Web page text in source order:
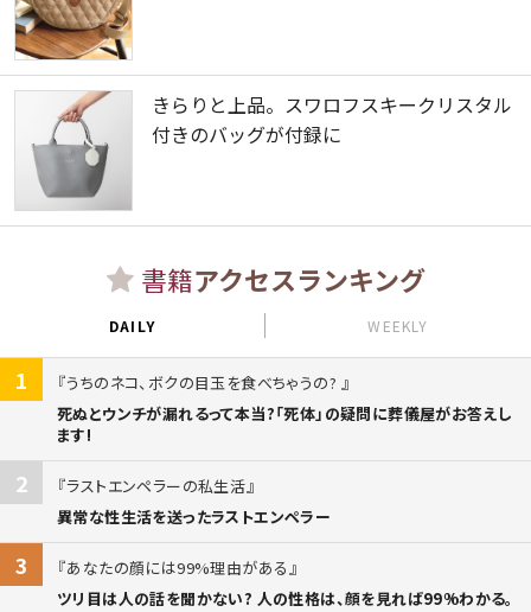
きらりと上品。スワロフスキークリスタル
付きのバッグが付録に
書籍アクセスランキング
DAILY WEEKLY
1
うちのネコ、ボクの目玉を食べちゃうの?
死ぬとウンチが漏れるって本当?「死体」の疑問に葬儀屋がお答えし
ます!
2
ラストエンペラーの私生活
異常な性生活を送ったラストエンペラー
3
あなたの顔には99%理由がある
ツリ目は人の話を聞かない? 人の性格は、顔を見れば99%わかる。